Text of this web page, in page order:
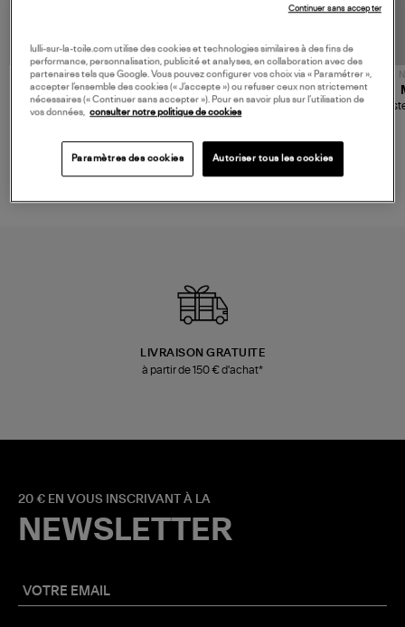
JEROME DREYFUSS
Sac Bobi S Cuir Lamé
Champagne
NOUVELLE COLLECTION
TORAL
Mocassins Killian Sport
LIVRAISON GRATUITE
à partir de 150 € d'achat*
20 € EN VOUS INSCRIVANT À LA
NEWSLETTER
lulli-sur-la-toile.com utilise des cookies et technologies similaires à des fins de
performance, personnalisation, publicité et analyses, en collaboration avec des
partenaires tels que Google. Vous pouvez configurer vos choix via « Paramétrer »,
accepter l’ensemble des cookies (« J’accepte ») ou refuser ceux non strictement
nécessaires (« Continuer sans accepter »). Pour en savoir plus sur l’utilisation de
vos données, consulter notre politique de cookies
Paramètres des cookies Autoriser tous les cookies
Continuer sans accepter